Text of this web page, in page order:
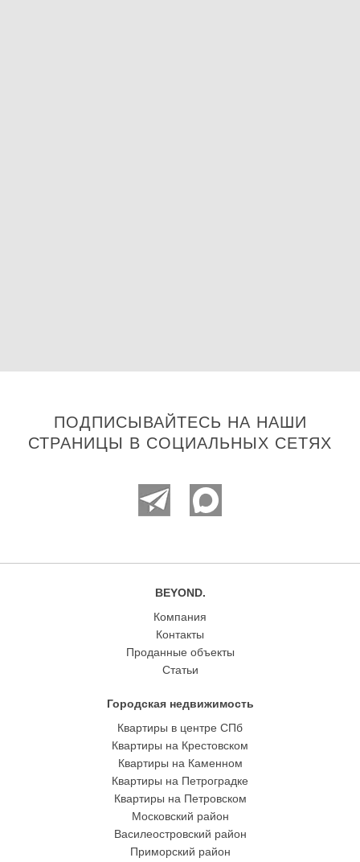
ПОДПИСЫВАЙТЕСЬ НА НАШИ
СТРАНИЦЫ В СОЦИАЛЬНЫХ СЕТЯХ
BEYOND.
Компания
Контакты
Проданные объекты
Статьи
Городская недвижимость
Квартиры в центре СПб
Квартиры на Крестовском
Квартиры на Каменном
Квартиры на Петроградке
Квартиры на Петровском
Московский район
Василеостровский район
Приморский район